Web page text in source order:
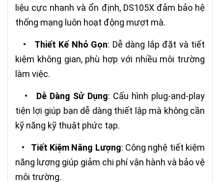
liệu cực nhanh và ổn định, DS105X đảm bảo hệ
thống mạng luôn hoạt động mượt mà.
• Thiết Kế Nhỏ Gọn: Dễ dàng lắp đặt và tiết
kiệm không gian, phù hợp với nhiều môi trường
làm việc.
• Dễ Dàng Sử Dụng: Cấu hình plug-and-play
tiện lợi giúp bạn dễ dàng thiết lập mà không cần
kỹ năng kỹ thuật phức tạp.
• Tiết Kiệm Năng Lượng: Công nghệ tiết kiệm
năng lượng giúp giảm chi phí vận hành và bảo vệ
môi trường.